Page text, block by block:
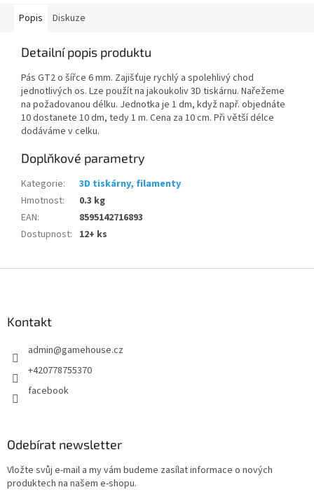
Popis Diskuze
Detailní popis produktu
Pás GT2 o šířce 6 mm. Zajišťuje rychlý a spolehlivý chod
jednotlivých os. Lze použít na jakoukoliv 3D tiskárnu. Nařežeme
na požadovanou délku. Jednotka je 1 dm, když např. objednáte
10 dostanete 10 dm, tedy 1 m. Cena za 10 cm. Při větší délce
dodáváme v celku.
Doplňkové parametry
Kategorie:
3D tiskárny, filamenty
Hmotnost:
0.3 kg
EAN:
8595142716893
Dostupnost: 12+ ks
Kontakt
admin@gamehouse.cz
+420778755370
facebook
Odebírat newsletter
Vložte svůj e-mail a my vám budeme zasílat informace o nových
produktech na našem e-shopu.